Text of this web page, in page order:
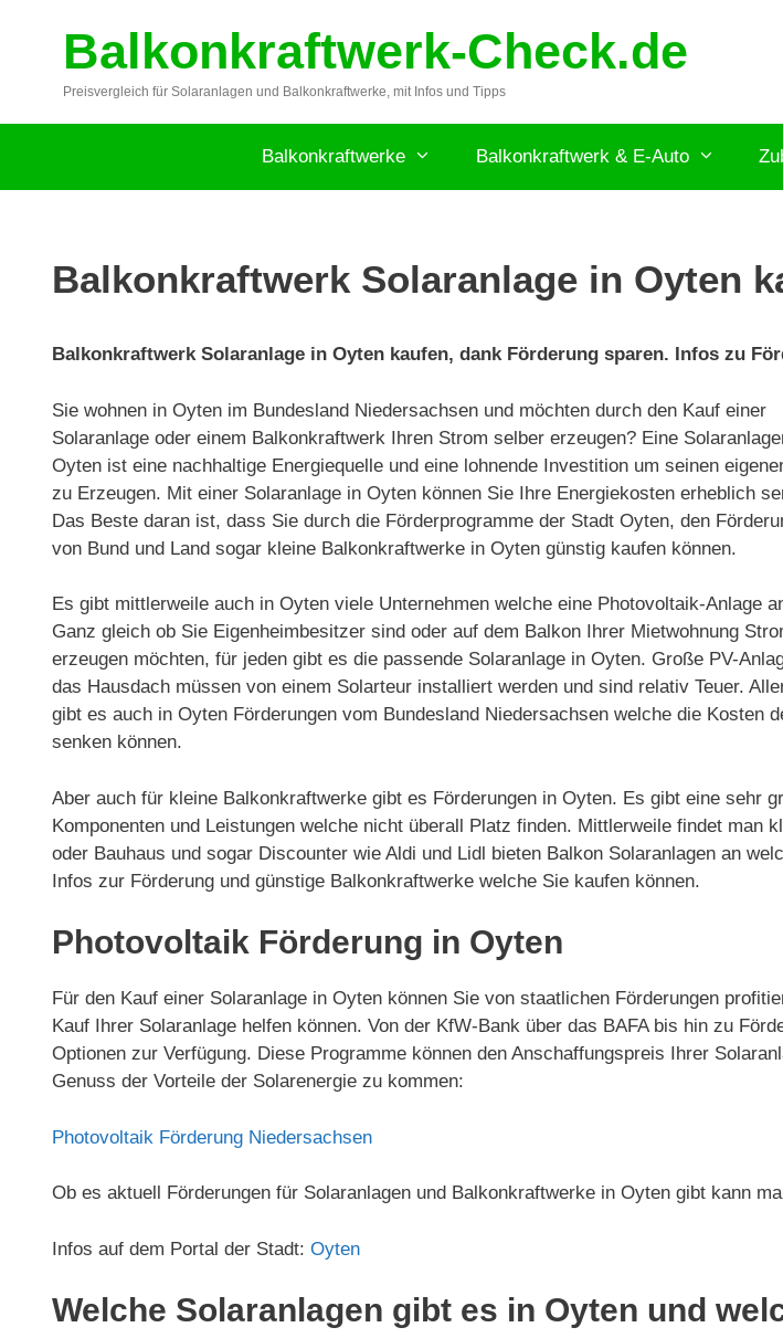
springenBalkonkraftwerk-Check.de
Preisvergleich für Solaranlagen und Balkonkraftwerke, mit Infos und Tipps
Balkonkraftwerke Balkonkraftwerk & E-Auto
Balkonkraftwerk Solaranlage in Oyten
Balkonkraftwerk Solaranlage in Oyten kaufen, dank Förderung sparen. Infos zu
Sie wohnen in Oyten im Bundesland Niedersachsen und möchten durch den Kauf einer
Solaranlage oder einem Balkonkraftwerk Ihren Strom selber erzeugen? Eine
Oyten ist eine nachhaltige Energiequelle und eine lohnende Investition um seinen
zu Erzeugen. Mit einer Solaranlage in Oyten können Sie Ihre Energiekosten erheblich
Das Beste daran ist, dass Sie durch die Förderprogramme der Stadt Oyten, den
von Bund und Land sogar kleine Balkonkraftwerke in Oyten günstig kaufen können.
Es gibt mittlerweile auch in Oyten viele Unternehmen welche eine Photovoltaik-Anlage
Ganz gleich ob Sie Eigenheimbesitzer sind oder auf dem Balkon Ihrer Mietwohnung
erzeugen möchten, für jeden gibt es die passende Solaranlage in Oyten. Große PV-
das Hausdach müssen von einem Solarteur installiert werden und sind relativ Teuer.
gibt es auch in Oyten Förderungen vom Bundesland Niedersachsen welche die Kosten
senken können.
Aber auch für kleine Balkonkraftwerke gibt es Förderungen in Oyten. Es gibt eine sehr
Komponenten und Leistungen welche nicht überall Platz finden. Mittlerweile findet
oder Bauhaus und sogar Discounter wie Aldi und Lidl bieten Balkon Solaranlagen an
Infos zur Förderung und günstige Balkonkraftwerke welche Sie kaufen können.
Photovoltaik Förderung in Oyten
Für den Kauf einer Solaranlage in Oyten können Sie von staatlichen Förderungen
Kauf Ihrer Solaranlage helfen können. Von der KfW-Bank über das BAFA bis hin zu
Optionen zur Verfügung. Diese Programme können den Anschaffungspreis Ihrer
Genuss der Vorteile der Solarenergie zu kommen:
Photovoltaik Förderung Niedersachsen
Ob es aktuell Förderungen für Solaranlagen und Balkonkraftwerke in Oyten gibt kann
Infos auf dem Portal der Stadt: Oyten
Welche Solaranlagen gibt es in Oyten und